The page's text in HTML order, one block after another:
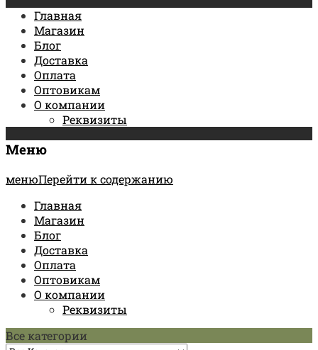
Главная
Магазин
Блог
Доставка
Оплата
Оптовикам
О компании
Реквизиты
Меню
менюПерейти к содержанию
Главная
Магазин
Блог
Доставка
Оплата
Оптовикам
О компании
Реквизиты
Все категории